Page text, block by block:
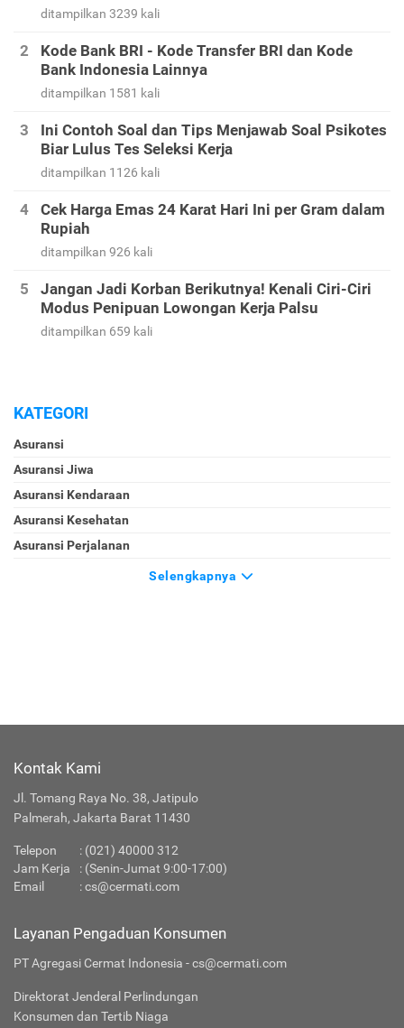
ditampilkan 3239 kali
Kode Bank BRI - Kode Transfer BRI dan Kode
Bank Indonesia Lainnya
ditampilkan 1581 kali
Ini Contoh Soal dan Tips Menjawab Soal Psikotes
Biar Lulus Tes Seleksi Kerja
ditampilkan 1126 kali
Cek Harga Emas 24 Karat Hari Ini per Gram dalam
Rupiah
ditampilkan 926 kali
Jangan Jadi Korban Berikutnya! Kenali Ciri-Ciri
Modus Penipuan Lowongan Kerja Palsu
ditampilkan 659 kali
KATEGORI
Asuransi
Asuransi Jiwa
Asuransi Kendaraan
Asuransi Kesehatan
Asuransi Perjalanan
Selengkapnya
Kontak Kami
Jl. Tomang Raya No. 38, Jatipulo
Palmerah, Jakarta Barat 11430
Telepon : (021) 40000 312
Jam Kerja
: (Senin-Jumat 9:00-17:00)
Email
:cs@cermati.com
Layanan Pengaduan Konsumen
PT Agregasi Cermat Indonesia - cs@cermati.com
Direktorat Jenderal Perlindungan
Konsumen dan Tertib Niaga